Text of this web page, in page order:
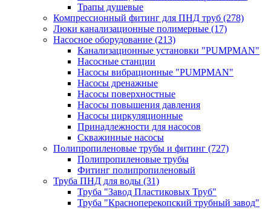
Трапы душевые
Компрессионный фитинг для ПНД труб (278)
Люки канализационные полимерные (17)
Насосное оборудование (213)
Канализационные установки "PUMPMAN"
Насосные станции
Насосы вибрационные "PUMPMAN"
Насосы дренажные
Насосы поверхностные
Насосы повышения давления
Насосы циркуляционные
Принадлежности для насосов
Скважинные насосы
Полипропиленовые трубы и фитинг (727)
Полипропиленовые трубы
Фитинг полипропиленовый
Труба ПНД для воды (31)
Труба "Завод Пластиковых Труб"
Труба "Красноперекопский трубный завод"